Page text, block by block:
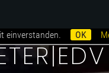
einverstanden. OK